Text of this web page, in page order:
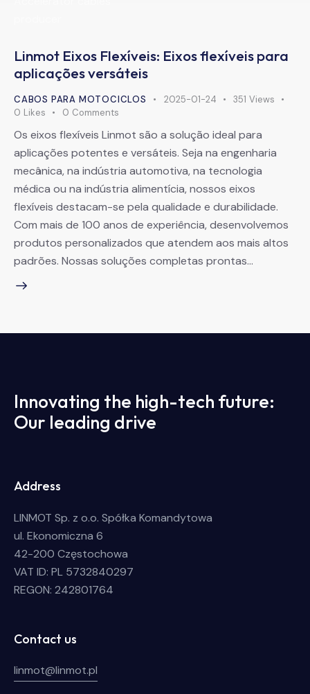
Linmot Eixos Flexíveis: Eixos flexíveis para
aplicações versáteis
CABOS PARA MOTOCICLOS 2025-01-24 351 Views
0 Likes 0 Comments
Os eixos flexíveis Linmot são a solução ideal para
aplicações potentes e versáteis. Seja na engenharia
mecânica, na indústria automotiva, na tecnologia
médica ou na indústria alimentícia, nossos eixos
flexíveis destacam-se pela qualidade e durabilidade.
Com mais de 100 anos de experiência, desenvolvemos
produtos personalizados que atendem aos mais altos
padrões. Nossas soluções completas prontas…
Innovating the high-tech future:
Our leading drive
Address
LINMOT Sp. z o.o. Spółka Komandytowa
ul. Ekonomiczna 6
42-200 Częstochowa
VAT ID: PL 5732840297
REGON: 242801764
Contact us
linmot@linmot.pl